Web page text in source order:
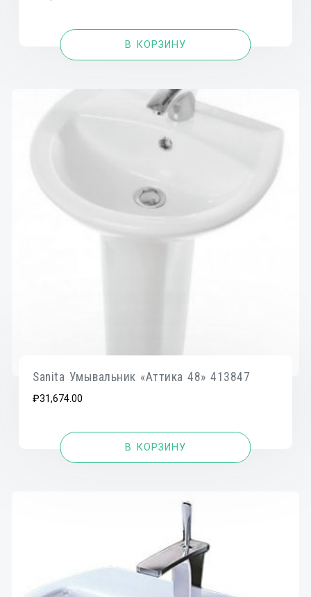
В КОРЗИНУ
Sanita Умывальник «Аттика 48» 413847
₽31,674.00
В КОРЗИНУ